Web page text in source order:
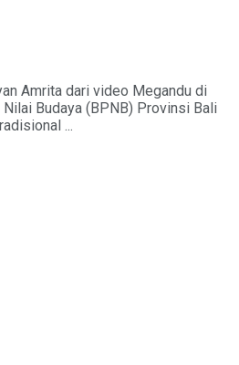
Amrita dari video Megandu di
Budaya (BPNB) Provinsi Bali
...